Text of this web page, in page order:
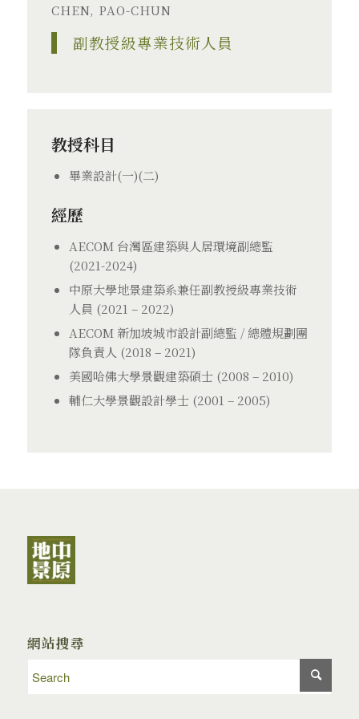
CHEN, PAO-CHUN
副教授級專業技術人員
教授科目
畢業設計(一)(二)
經歷
AECOM 台灣區建築與人居環境副總監
(2021-2024)
中原大學地景建築系兼任副教授級專業技術
人員 (2021 – 2022)
AECOM 新加坡城市設計副總監 / 總體規劃團
隊負責人 (2018 – 2021)
美國哈佛大學景觀建築碩士 (2008 – 2010)
輔仁大學景觀設計學士 (2001 – 2005)
網站搜尋